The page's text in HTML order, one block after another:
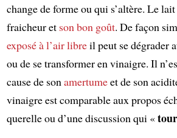
change de forme ou qui s’altère. Le lait
fraicheur et son bon goût. De façon
exposé à l’air libreil peut se dégrader
ou de se transformer en vinaigre. Il
cause de son amertumeet de son
vinaigre est comparable aux propos
querelle ou d’une discussion qui «